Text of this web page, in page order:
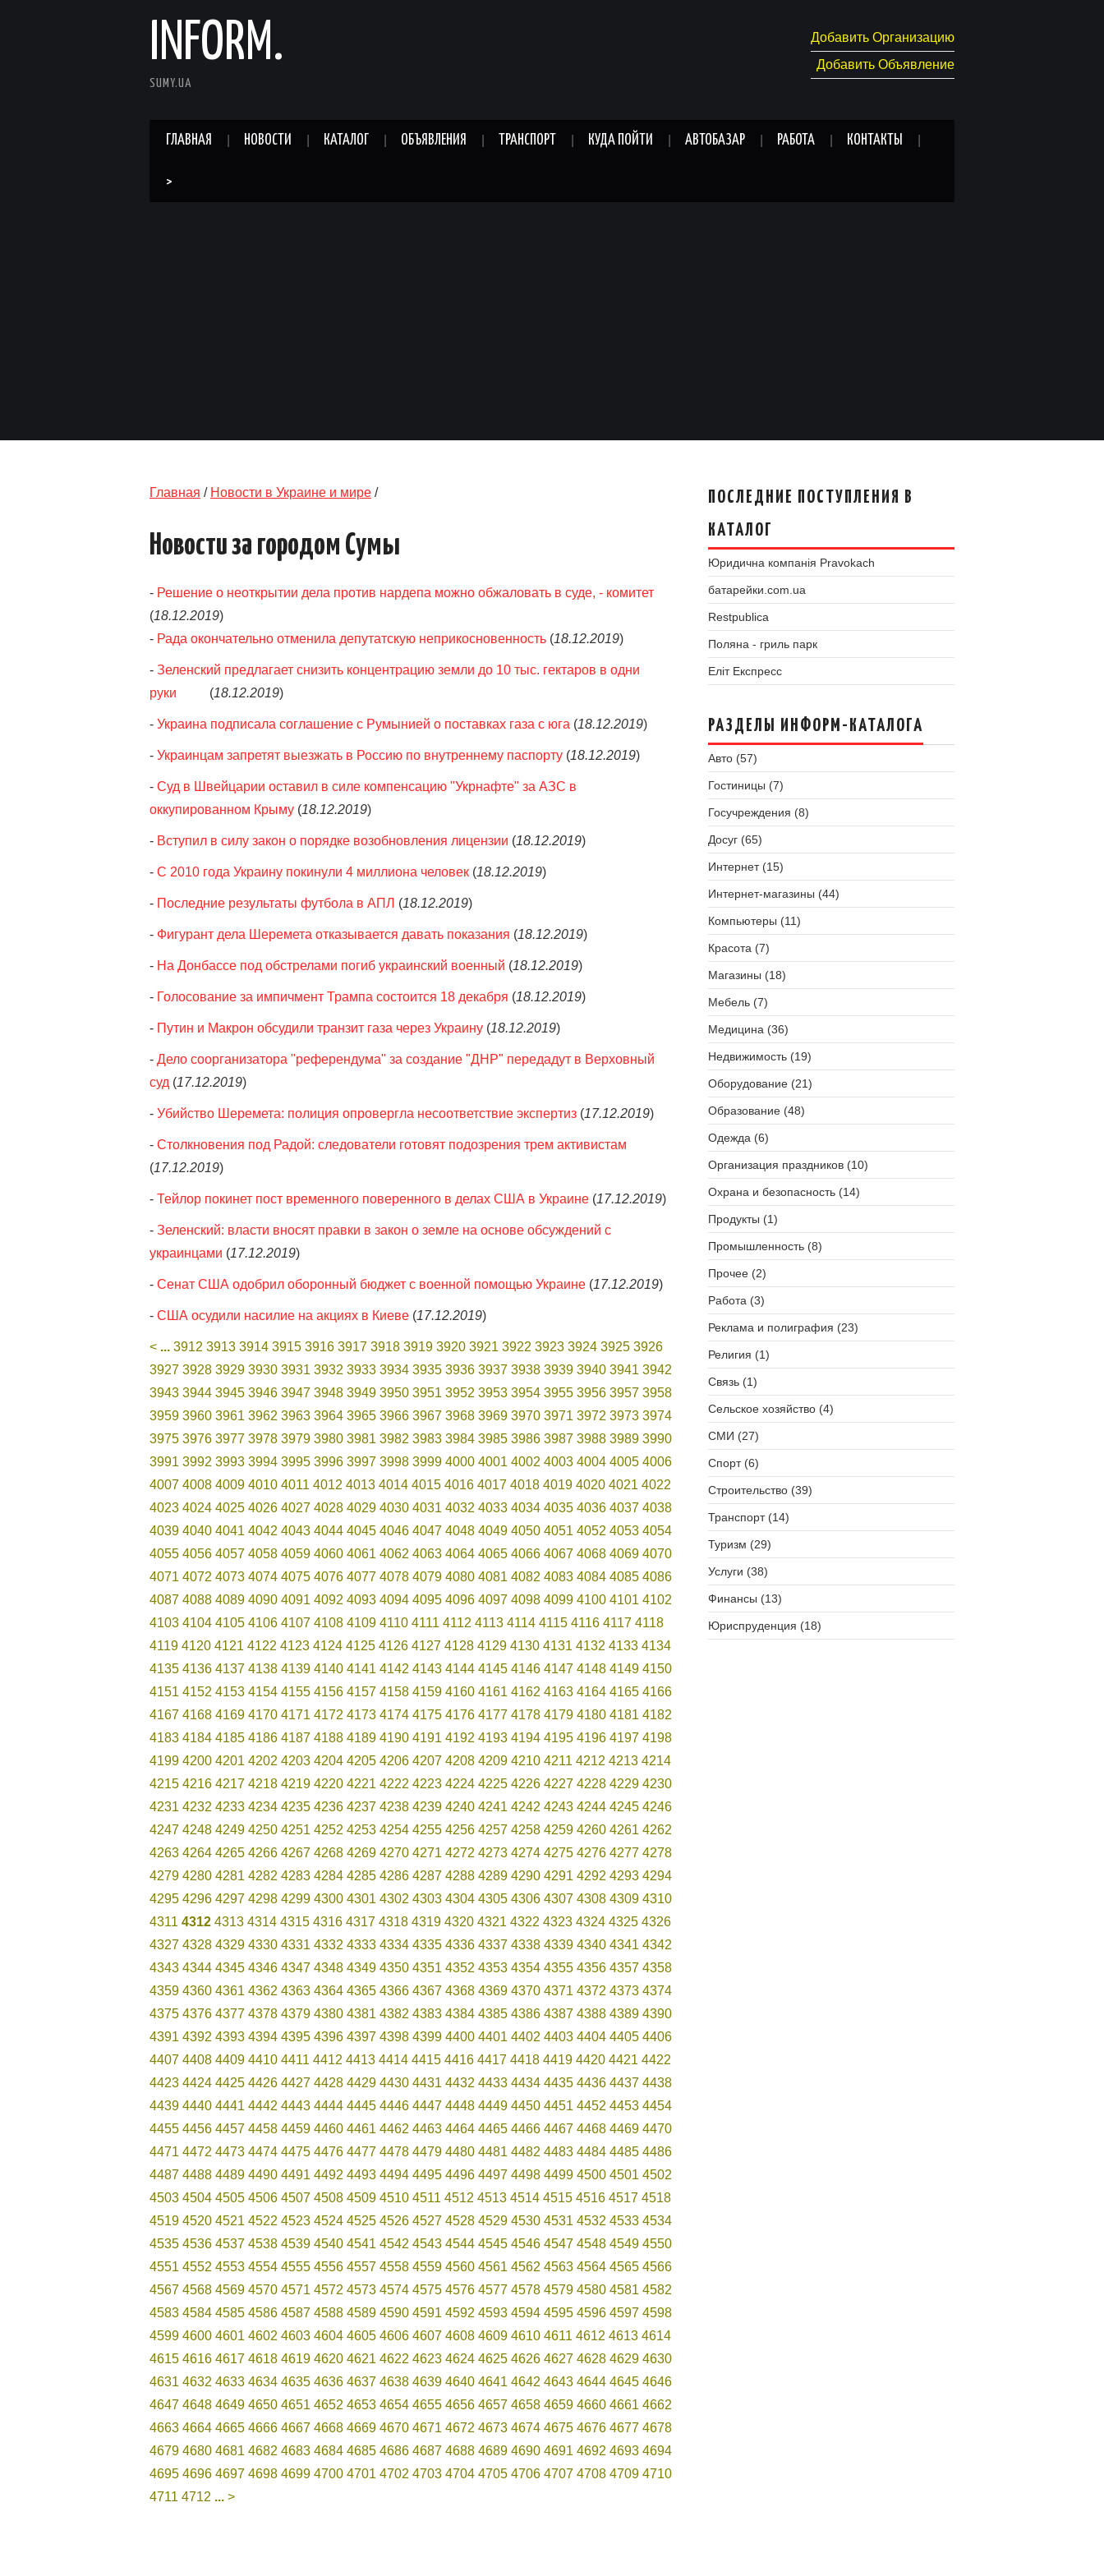
INFORM.
SUMY.UA
Добавить Организацию
Добавить Объявление
ГЛАВНАЯ НОВОСТИ КАТАЛОГ ОБЪЯВЛЕНИЯ ТРАНСПОРТ КУДА ПОЙТИ АВТОБАЗАР РАБОТА КОНТАКТЫ
>
Главная / Новости в Украине и мире /
Новости за городом Сумы
- Решение о неоткрытии дела против нардепа можно обжаловать в суде, - комитет
(18.12.2019)
- Рада окончательно отменила депутатскую неприкосновенность (18.12.2019)
- Зеленский предлагает снизить концентрацию земли до 10 тыс. гектаров в одни
руки
(18.12.2019)
- Украина подписала соглашение с Румынией о поставках газа с юга (18.12.2019)
- Украинцам запретят выезжать в Россию по внутреннему паспорту (18.12.2019)
- Суд в Швейцарии оставил в силе компенсацию "Укрнафте" за АЗС в
оккупированном Крыму (18.12.2019)
- Вступил в силу закон о порядке возобновления лицензии (18.12.2019)
- С 2010 года Украину покинули 4 миллиона человек (18.12.2019)
- Последние результаты футбола в АПЛ (18.12.2019)
- Фигурант дела Шеремета отказывается давать показания (18.12.2019)
- На Донбассе под обстрелами погиб украинский военный (18.12.2019)
- Голосование за импичмент Трампа состоится 18 декабря (18.12.2019)
- Путин и Макрон обсудили транзит газа через Украину (18.12.2019)
- Дело соорганизатора "референдума" за создание "ДНР" передадут в Верховный
суд (17.12.2019)
- Убийство Шеремета: полиция опровергла несоответствие экспертиз (17.12.2019)
- Столкновения под Радой: следователи готовят подозрения трем активистам
(17.12.2019)
- Тейлор покинет пост временного поверенного в делах США в Украине (17.12.2019)
- Зеленский: власти вносят правки в закон о земле на основе обсуждений с
украинцами (17.12.2019)
- Сенат США одобрил оборонный бюджет с военной помощью Украине (17.12.2019)
- США осудили насилие на акциях в Киеве (17.12.2019)
< ... 3912 3913 3914 3915 3916 3917 3918 3919 3920 3921 3922 3923 3924 3925 3926
3927 3928 3929 3930 3931 3932 3933 3934 3935 3936 3937 3938 3939 3940 3941 3942
3943 3944 3945 3946 3947 3948 3949 3950 3951 3952 3953 3954 3955 3956 3957 3958
3959 3960 3961 3962 3963 3964 3965 3966 3967 3968 3969 3970 3971 3972 3973 3974
3975 3976 3977 3978 3979 3980 3981 3982 3983 3984 3985 3986 3987 3988 3989 3990
3991 3992 3993 3994 3995 3996 3997 3998 3999 4000 4001 4002 4003 4004 4005 4006
4007 4008 4009 4010 4011 4012 4013 4014 4015 4016 4017 4018 4019 4020 4021 4022
4023 4024 4025 4026 4027 4028 4029 4030 4031 4032 4033 4034 4035 4036 4037 4038
4039 4040 4041 4042 4043 4044 4045 4046 4047 4048 4049 4050 4051 4052 4053 4054
4055 4056 4057 4058 4059 4060 4061 4062 4063 4064 4065 4066 4067 4068 4069 4070
4071 4072 4073 4074 4075 4076 4077 4078 4079 4080 4081 4082 4083 4084 4085 4086
4087 4088 4089 4090 4091 4092 4093 4094 4095 4096 4097 4098 4099 4100 4101 4102
4103 4104 4105 4106 4107 4108 4109 4110 4111 4112 4113 4114 4115 4116 4117 4118
4119 4120 4121 4122 4123 4124 4125 4126 4127 4128 4129 4130 4131 4132 4133 4134
4135 4136 4137 4138 4139 4140 4141 4142 4143 4144 4145 4146 4147 4148 4149 4150
4151 4152 4153 4154 4155 4156 4157 4158 4159 4160 4161 4162 4163 4164 4165 4166
4167 4168 4169 4170 4171 4172 4173 4174 4175 4176 4177 4178 4179 4180 4181 4182
4183 4184 4185 4186 4187 4188 4189 4190 4191 4192 4193 4194 4195 4196 4197 4198
4199 4200 4201 4202 4203 4204 4205 4206 4207 4208 4209 4210 4211 4212 4213 4214
4215 4216 4217 4218 4219 4220 4221 4222 4223 4224 4225 4226 4227 4228 4229 4230
4231 4232 4233 4234 4235 4236 4237 4238 4239 4240 4241 4242 4243 4244 4245 4246
4247 4248 4249 4250 4251 4252 4253 4254 4255 4256 4257 4258 4259 4260 4261 4262
4263 4264 4265 4266 4267 4268 4269 4270 4271 4272 4273 4274 4275 4276 4277 4278
4279 4280 4281 4282 4283 4284 4285 4286 4287 4288 4289 4290 4291 4292 4293 4294
4295 4296 4297 4298 4299 4300 4301 4302 4303 4304 4305 4306 4307 4308 4309 4310
4311 4312 4313 4314 4315 4316 4317 4318 4319 4320 4321 4322 4323 4324 4325 4326
4327 4328 4329 4330 4331 4332 4333 4334 4335 4336 4337 4338 4339 4340 4341 4342
4343 4344 4345 4346 4347 4348 4349 4350 4351 4352 4353 4354 4355 4356 4357 4358
4359 4360 4361 4362 4363 4364 4365 4366 4367 4368 4369 4370 4371 4372 4373 4374
4375 4376 4377 4378 4379 4380 4381 4382 4383 4384 4385 4386 4387 4388 4389 4390
4391 4392 4393 4394 4395 4396 4397 4398 4399 4400 4401 4402 4403 4404 4405 4406
4407 4408 4409 4410 4411 4412 4413 4414 4415 4416 4417 4418 4419 4420 4421 4422
4423 4424 4425 4426 4427 4428 4429 4430 4431 4432 4433 4434 4435 4436 4437 4438
4439 4440 4441 4442 4443 4444 4445 4446 4447 4448 4449 4450 4451 4452 4453 4454
4455 4456 4457 4458 4459 4460 4461 4462 4463 4464 4465 4466 4467 4468 4469 4470
4471 4472 4473 4474 4475 4476 4477 4478 4479 4480 4481 4482 4483 4484 4485 4486
4487 4488 4489 4490 4491 4492 4493 4494 4495 4496 4497 4498 4499 4500 4501 4502
4503 4504 4505 4506 4507 4508 4509 4510 4511 4512 4513 4514 4515 4516 4517 4518
4519 4520 4521 4522 4523 4524 4525 4526 4527 4528 4529 4530 4531 4532 4533 4534
4535 4536 4537 4538 4539 4540 4541 4542 4543 4544 4545 4546 4547 4548 4549 4550
4551 4552 4553 4554 4555 4556 4557 4558 4559 4560 4561 4562 4563 4564 4565 4566
4567 4568 4569 4570 4571 4572 4573 4574 4575 4576 4577 4578 4579 4580 4581 4582
4583 4584 4585 4586 4587 4588 4589 4590 4591 4592 4593 4594 4595 4596 4597 4598
4599 4600 4601 4602 4603 4604 4605 4606 4607 4608 4609 4610 4611 4612 4613 4614
4615 4616 4617 4618 4619 4620 4621 4622 4623 4624 4625 4626 4627 4628 4629 4630
4631 4632 4633 4634 4635 4636 4637 4638 4639 4640 4641 4642 4643 4644 4645 4646
4647 4648 4649 4650 4651 4652 4653 4654 4655 4656 4657 4658 4659 4660 4661 4662
4663 4664 4665 4666 4667 4668 4669 4670 4671 4672 4673 4674 4675 4676 4677 4678
4679 4680 4681 4682 4683 4684 4685 4686 4687 4688 4689 4690 4691 4692 4693 4694
4695 4696 4697 4698 4699 4700 4701 4702 4703 4704 4705 4706 4707 4708 4709 4710
4711 4712 ... >
ПОСЛЕДНИЕ ПОСТУПЛЕНИЯ В
КАТАЛОГ
Юридична компанія Pravokach
батарейки.com.ua
Restpublica
Поляна - гриль парк
Еліт Експресс
РАЗДЕЛЫ ИНФОРМ-КАТАЛОГА
Авто (57)
Гостиницы (7)
Госучреждения (8)
Досуг (65)
Интернет (15)
Интернет-магазины (44)
Компьютеры (11)
Красота (7)
Магазины (18)
Мебель (7)
Медицина (36)
Недвижимость (19)
Оборудование (21)
Образование (48)
Одежда (6)
Организация праздников (10)
Охрана и безопасность (14)
Продукты (1)
Промышленность (8)
Прочее (2)
Работа (3)
Реклама и полиграфия (23)
Религия (1)
Связь (1)
Сельское хозяйство (4)
СМИ (27)
Спорт (6)
Строительство (39)
Транспорт (14)
Туризм (29)
Услуги (38)
Финансы (13)
Юриспруденция (18)